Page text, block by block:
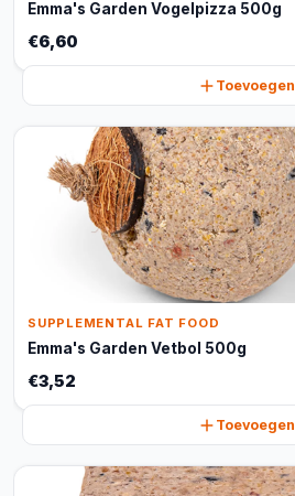
Emma's Garden Vogelpizza 500g
€6,60
Toevoegen
SUPPLEMENTAL FAT FOOD
Emma's Garden Vetbol 500g
€3,52
Toevoegen